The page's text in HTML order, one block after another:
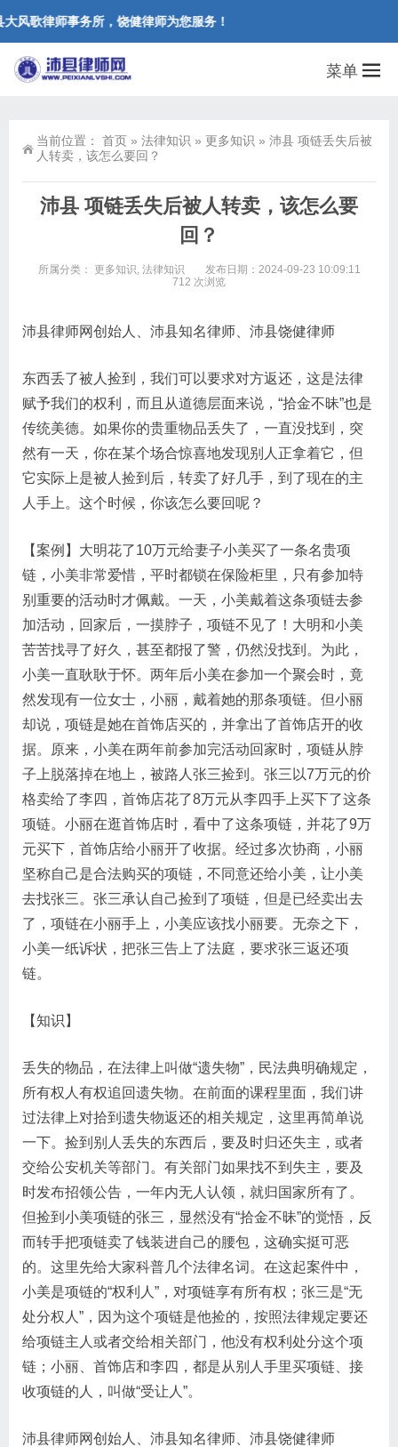
风歌律师事务所，饶健律师为您服务！
菜单
当前位置： 首页 » 法律知识 » 更多知识 » 沛县 项链丢失后被
人转卖，该怎么要回？
沛县 项链丢失后被人转卖，该怎么要
回？
所属分类： 更多知识, 法律知识
发布日期：2024-09-23 10:09:11
712 次浏览
沛县律师网创始人、沛县知名律师、沛县饶健律师
东西丢了被人捡到，我们可以要求对方返还，这是法律
赋予我们的权利，而且从道德层面来说，​“拾金不昧”也是
传统美德。如果你的贵重物品丢失了，一直没找到，突
然有一天，你在某个场合惊喜地发现别人正拿着它，但
它实际上是被人捡到后，转卖了好几手，到了现在的主
人手上。这个时候，你该怎么要回呢？
【案例】大明花了10万元给妻子小美买了一条名贵项
链，小美非常爱惜，平时都锁在保险柜里，只有参加特
别重要的活动时才佩戴。一天，小美戴着这条项链去参
加活动，回家后，一摸脖子，项链不见了！大明和小美
苦苦找寻了好久，甚至都报了警，仍然没找到。为此，
小美一直耿耿于怀。两年后小美在参加一个聚会时，竟
然发现有一位女士，小丽，戴着她的那条项链。但小丽
却说，项链是她在首饰店买的，并拿出了首饰店开的收
据。原来，小美在两年前参加完活动回家时，项链从脖
子上脱落掉在地上，被路人张三捡到。张三以7万元的价
格卖给了李四，首饰店花了8万元从李四手上买下了这条
项链。小丽在逛首饰店时，看中了这条项链，并花了9万
元买下，首饰店给小丽开了收据。经过多次协商，小丽
坚称自己是合法购买的项链，不同意还给小美，让小美
去找张三。张三承认自己捡到了项链，但是已经卖出去
了，项链在小丽手上，小美应该找小丽要。无奈之下，
小美一纸诉状，把张三告上了法庭，要求张三返还项
链。
【知识】
丢失的物品，在法律上叫做“遗失物”​，民法典明确规定，
所有权人有权追回遗失物。在前面的课程里面，我们讲
过法律上对拾到遗失物返还的相关规定，这里再简单说
一下。捡到别人丢失的东西后，要及时归还失主，或者
交给公安机关等部门。有关部门如果找不到失主，要及
时发布招领公告，一年内无人认领，就归国家所有了。
但捡到小美项链的张三，显然没有“拾金不昧”的觉悟，反
而转手把项链卖了钱装进自己的腰包，这确实挺可恶
的。这里先给大家科普几个法律名词。在这起案件中，
小美是项链的“权利人”​，对项链享有所有权；张三是“无
处分权人”​，因为这个项链是他捡的，按照法律规定要还
给项链主人或者交给相关部门，他没有权利处分这个项
链；小丽、首饰店和李四，都是从别人手里买项链、接
收项链的人，叫做“受让人”​。
沛县律师网创始人、沛县知名律师、沛县饶健律师